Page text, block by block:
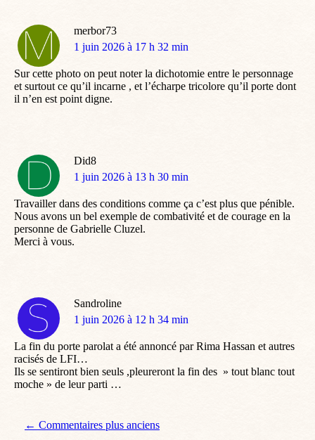
merbor73
dit
1 juin 2026 à 17 h 32 min
Sur cette photo on peut noter la dichotomie entre le personnage
et surtout ce qu’il incarne , et l’écharpe tricolore qu’il porte dont
il n’en est point digne.
Did8
dit
1 juin 2026 à 13 h 30 min
Travailler dans des conditions comme ça c’est plus que pénible.
Nous avons un bel exemple de combativité et de courage en la
personne de Gabrielle Cluzel.
Merci à vous.
Sandroline
dit
1 juin 2026 à 12 h 34 min
La fin du porte parolat a été annoncé par Rima Hassan et autres
racisés de LFI…
Ils se sentiront bien seuls ,pleureront la fin des » tout blanc tout
moche » de leur parti …
Navigation de commentaire
← Commentaires plus anciens